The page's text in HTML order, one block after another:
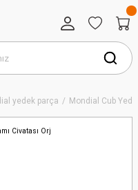
yedek parça Mondial Cub